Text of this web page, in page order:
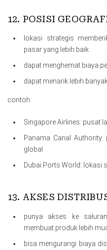
12. POSISI
lokasi strategis
pasar yang lebih baik
dapat menghemat biaya
dapat menarik lebih
contoh:
Singapore Airlines: pusat
Panama Canal
global
Dubai Ports World: lokasi
13. AKSES
punya akses ke
membuat produk lebih
bisa mengurangi biaya